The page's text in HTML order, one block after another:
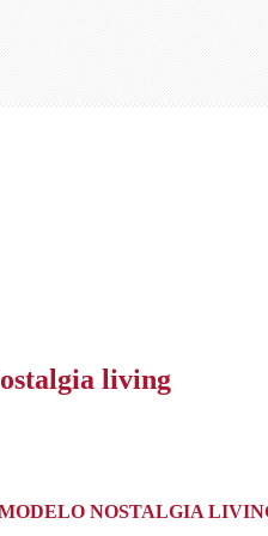
living
NOSTALGIA